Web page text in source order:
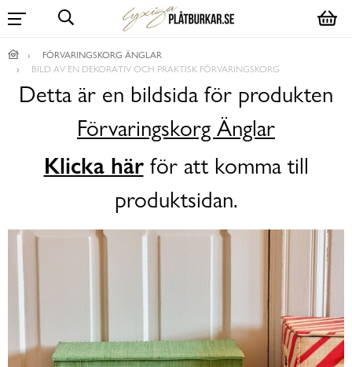
FÖRVARINGSKORG ÄNGLAR
BILD AV EN DEKORATIV OCH PRAKTISK FÖRVARINGSKORG
Detta är en bildsida för produkten
Förvaringskorg Änglar
Klicka härför att komma till
produktsidan.